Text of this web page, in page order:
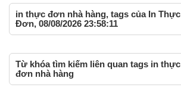
in thực đơn nhà hàng, tags của In Thực
Đơn, 08/08/2026 23:58:11
Từ khóa tìm kiếm liên quan tags in thực
đơn nhà hàng